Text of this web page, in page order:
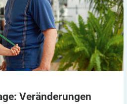
Veränderungen